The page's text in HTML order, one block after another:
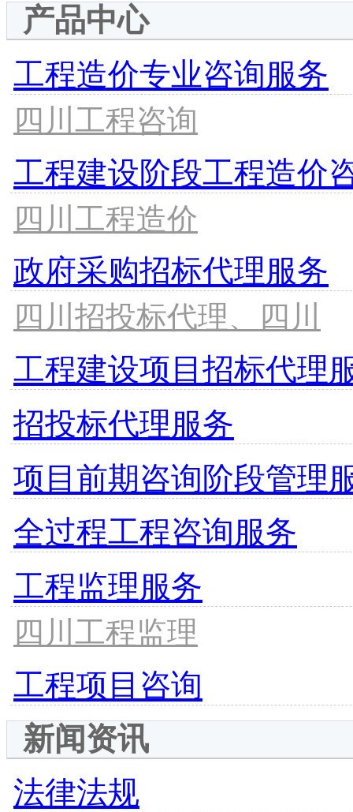
产品中心
工程造价专业咨询服务
四川工程咨询
工程建设阶段工程造价
四川工程造价
政府采购招标代理服务
四川招投标代理、四川
工程建设项目招标代理
招投标代理服务
项目前期咨询阶段管理
全过程工程咨询服务
工程监理服务
四川工程监理
工程项目咨询
新闻资讯
法律法规